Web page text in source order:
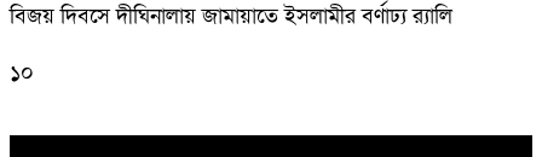
বিজয় দিবসে দীঘিনালায় জামায়াতে ইসলামীর বর্ণাঢ্য র‍্যালি
১০